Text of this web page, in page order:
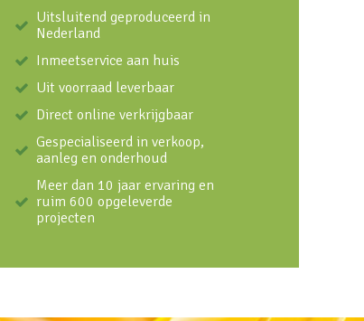
Uitsluitend geproduceerd in
Nederland
Inmeetservice aan huis
Uit voorraad leverbaar
Direct online verkrijgbaar
Gespecialiseerd in verkoop,
aanleg en onderhoud
Meer dan 10 jaar ervaring en
ruim 600 opgeleverde
projecten